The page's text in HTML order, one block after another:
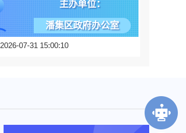
主办单位：
潘集区政府办公室
2026-07-31 15:00:10